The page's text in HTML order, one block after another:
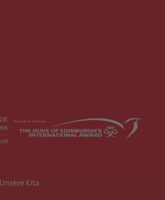
Unsere Kita